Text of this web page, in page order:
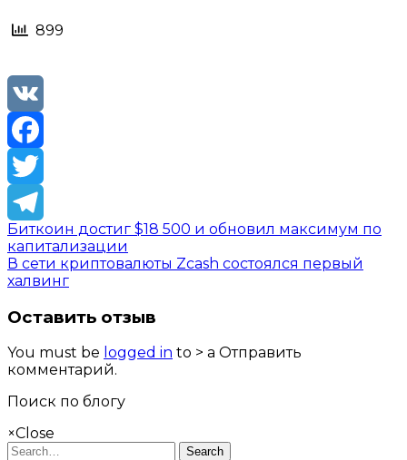
899
VK
Facebook
Twitter
Telegram
Биткоин достиг $18 500 и обновил максимум по
капитализации
В сети криптовалюты Zcash состоялся первый
халвинг
Оставить отзыв
You must be logged in to > a Отправить
комментарий.
Поиск по блогу
×Close
Search